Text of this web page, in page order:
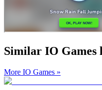
Similar IO Games
More IO Games »